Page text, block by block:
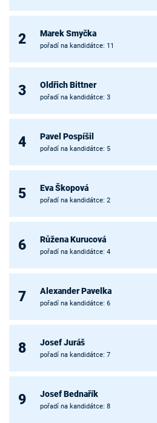
2 Marek Smyčka
pořadí na kandidátce: 11
3 Oldřich Bittner
pořadí na kandidátce: 3
4 Pavel Pospíšil
pořadí na kandidátce: 5
5 Eva Škopová
pořadí na kandidátce: 2
6 Růžena Kurucová
pořadí na kandidátce: 4
7 Alexander Pavelka
pořadí na kandidátce: 6
8 Josef Juráš
pořadí na kandidátce: 7
9 Josef Bednařík
pořadí na kandidátce: 8